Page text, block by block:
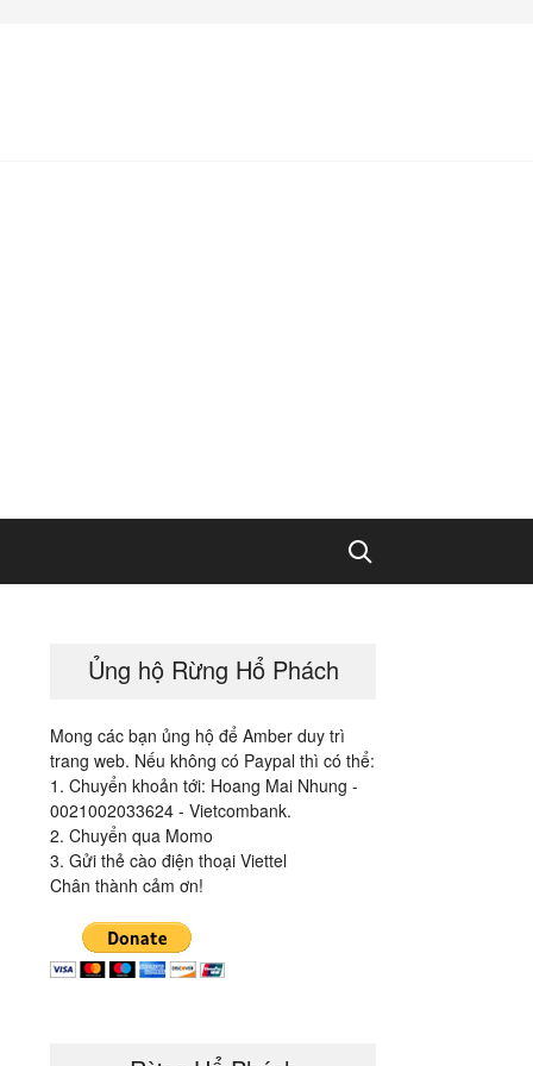
Search
Ủng hộ Rừng Hổ Phách
Mong các bạn ủng hộ để Amber duy trì
trang web. Nếu không có Paypal thì có thể:
1. Chuyển khoản tới: Hoang Mai Nhung -
0021002033624 - Vietcombank.
2. Chuyển qua Momo
3. Gửi thẻ cào điện thoại Viettel
Chân thành cảm ơn!